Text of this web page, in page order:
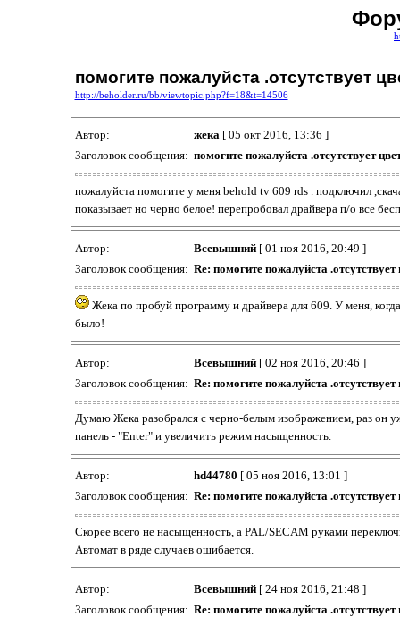
помогите пожалуйста .отсутствует
http://beholder.ru/bb/viewtopic.php?f=18&t=14506
Автор: жека[ 05 окт 2016, 13:36 ]
Заголовок сообщения: помогите пожалуйста .отсутствует
пожалуйста помогите у меня behold tv 609 rds . подключил
показывает но черно белое! перепробовал драйвера п/о все
Автор: Всевышний[ 01 ноя 2016, 20:49 ]
Заголовок сообщения: Re: помогите пожалуйста
Жека по пробуй программу и драйвера для 609. У меня,
было!
Автор: Всевышний[ 02 ноя 2016, 20:46 ]
Заголовок сообщения: Re: помогите пожалуйста
Думаю Жека разобрался с черно-белым изображением, раз он
панель - "Enter" и увеличить режим насыщенность.
Автор: hd44780 [ 05 ноя 2016, 13:01 ]
Заголовок сообщения: Re: помогите пожалуйста
Скорее всего не насыщенность, а PAL/SECAM руками
Автомат в ряде случаев ошибается.
Автор: Всевышний[ 24 ноя 2016, 21:48 ]
Заголовок сообщения: Re: помогите пожалуйста